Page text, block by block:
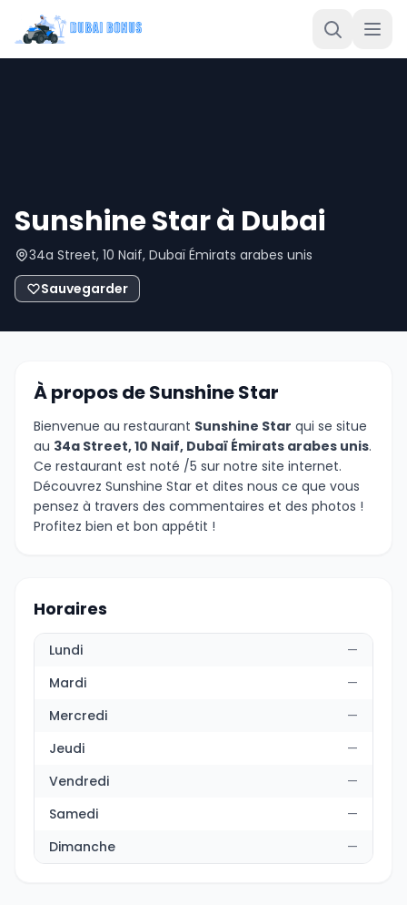
Sunshine Star à Dubai
34a Street, 10 Naif, Dubaï Émirats arabes unis
Sauvegarder
À propos de Sunshine Star
Bienvenue au restaurant Sunshine Star qui se situe
au 34a Street, 10 Naif, Dubaï Émirats arabes unis.
Ce restaurant est noté /5 sur notre site internet.
Découvrez Sunshine Star et dites nous ce que vous
pensez à travers des commentaires et des photos !
Profitez bien et bon appétit !
Horaires
Lundi
—
Mardi
—
Mercredi
—
Jeudi
—
Vendredi
—
Samedi
—
Dimanche
—